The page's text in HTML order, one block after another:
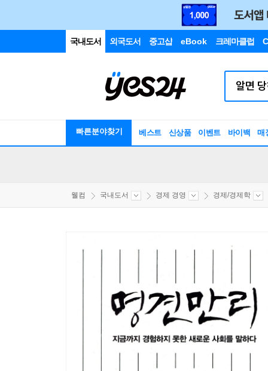
국내도서 외국도서 중고샵 eBook 크레마클럽
빠른분야찾기 베스트 신상품 이벤트 바이백 매
웰컴 국내도서 경제 경영 경제/경제학